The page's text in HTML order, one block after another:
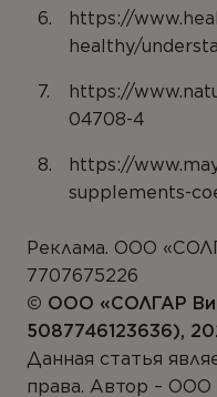
https://
healthy/
https://
04708-4
https://
supplements-
Реклама. ООО
7707675226
© ООО «CОЛГАР
5087746123636),
Данная статья
права. Автор –